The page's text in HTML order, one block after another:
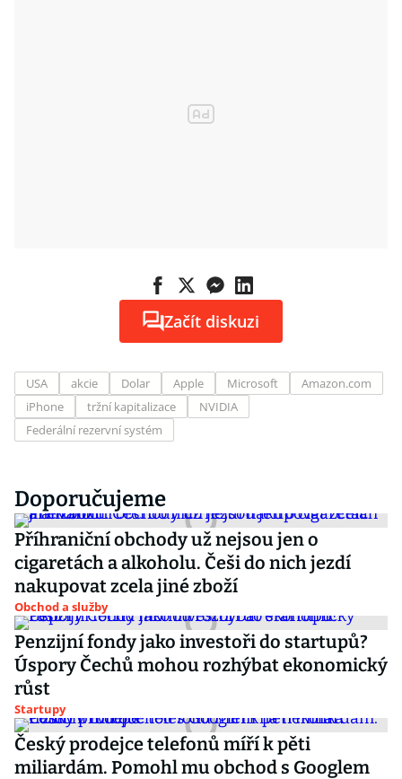
Začít diskuzi
USA akcie Dolar Apple Microsoft
Amazon.com
iPhone
tržní kapitalizace
NVIDIA
Federální rezervní systém
Doporučujeme
Příhraniční obchody už nejsou jen o
cigaretách a alkoholu. Češi do nich jezdí
nakupovat zcela jiné zboží
Obchod a služby
Penzijní fondy jako investoři do startupů?
Úspory Čechů mohou rozhýbat ekonomický
růst
Startupy
Český prodejce telefonů míří k pěti
miliardám. Pomohl mu obchod s Googlem